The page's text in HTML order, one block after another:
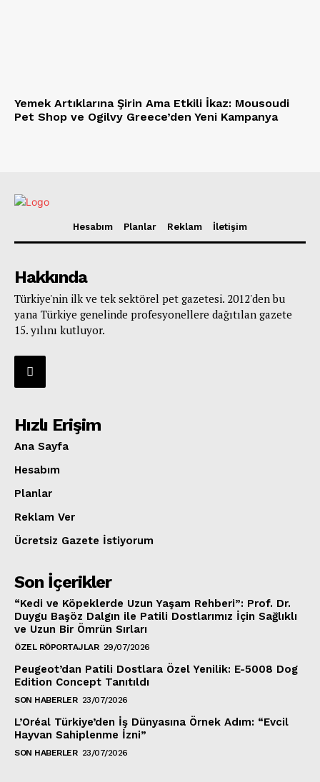
Yemek Artıklarına Şirin Ama Etkili İkaz: Mousoudi
Pet Shop ve Ogilvy Greece’den Yeni Kampanya
Hesabım Planlar Reklam İletişim
Hakkında
Türkiye'nin ilk ve tek sektörel pet gazetesi. 2012'den bu
yana Türkiye genelinde profesyonellere dağıtılan gazete
15. yılını kutluyor.
Hızlı Erişim
Ana Sayfa
Hesabım
Planlar
Reklam Ver
Ücretsiz Gazete İstiyorum
Son İçerikler
“Kedi ve Köpeklerde Uzun Yaşam Rehberi”: Prof. Dr.
Duygu Başöz Dalgın ile Patili Dostlarımız İçin Sağlıklı
ve Uzun Bir Ömrün Sırları
ÖZEL RÖPORTAJLAR 29/07/2026
Peugeot’dan Patili Dostlara Özel Yenilik: E-5008 Dog
Edition Concept Tanıtıldı
SON HABERLER 23/07/2026
L’Oréal Türkiye’den İş Dünyasına Örnek Adım: “Evcil
Hayvan Sahiplenme İzni”
SON HABERLER 23/07/2026